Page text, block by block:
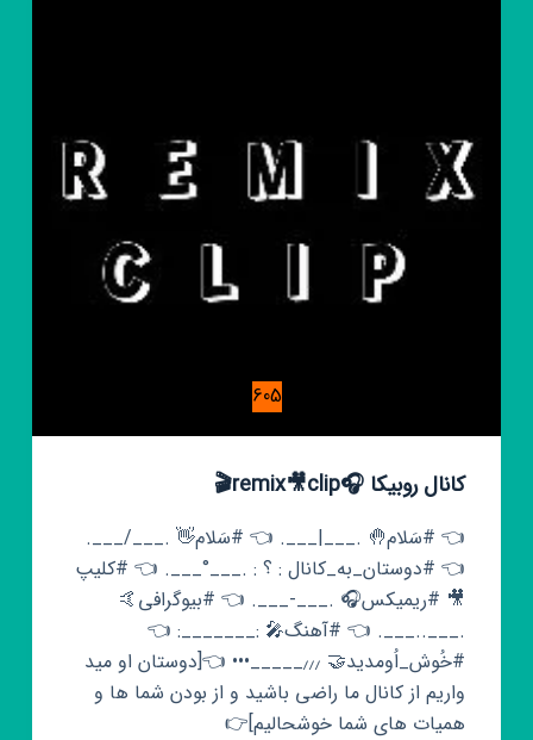
605
کانال روبیکا 🎧remix🎥clip🎬
👈 #سَلام🤚 .___|___. 👈 #سَلام👋 .___/___.
👈 #دوستان_به_کانال : ؟ : .___°___. 👈 #کلیپ
🎥 #ریمیکس🎧 .___-___. 👈 #بیوگرافی🤙
.___..___. 👈 #آهنگ🎤 :_______: 👈
#خُوش_اُومدید🤝 ٫٫٫_____••• 👈[دوستان او مید
واریم از کانال ما راضی باشید و از بودن شما ها و
همیات های شما خوشحالیم]👉